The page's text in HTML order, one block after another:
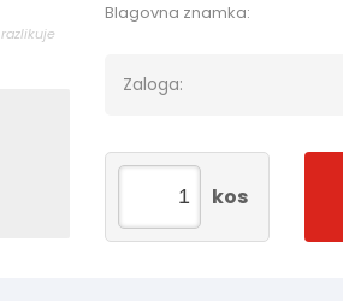
Blagovna znamka:
Zaloga:
kos